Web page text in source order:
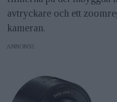
avtryckare och ett
kameran.
ANNONS